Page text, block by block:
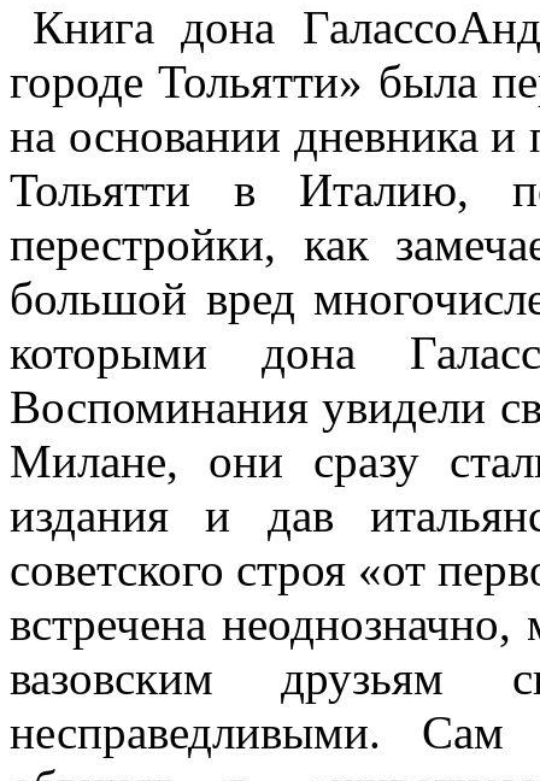
Книга дона
городе Тольятти» была
на основании дневника и
Тольятти в Италию,
перестройки, как
большой вред
которыми дона
Воспоминания увидели
Милане, они сразу
издания и дав
советского строя «от
встречена
вазовским друзьям
несправедливыми. Сам